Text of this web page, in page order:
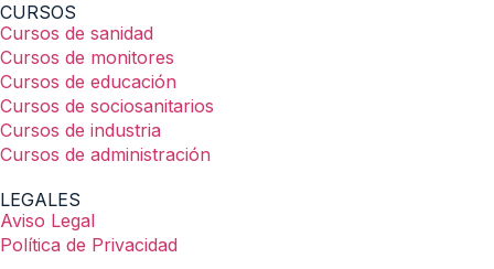
CURSOS
Cursos de sanidad
Cursos de monitores
Cursos de educación
Cursos de sociosanitarios
Cursos de industria
Cursos de administración
LEGALES
Aviso Legal
Política de Privacidad